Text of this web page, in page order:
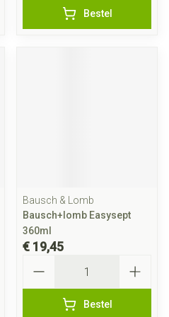
Bestel
Bausch & Lomb
Bausch+lomb Easysept
360ml
€ 19,45
Bestel